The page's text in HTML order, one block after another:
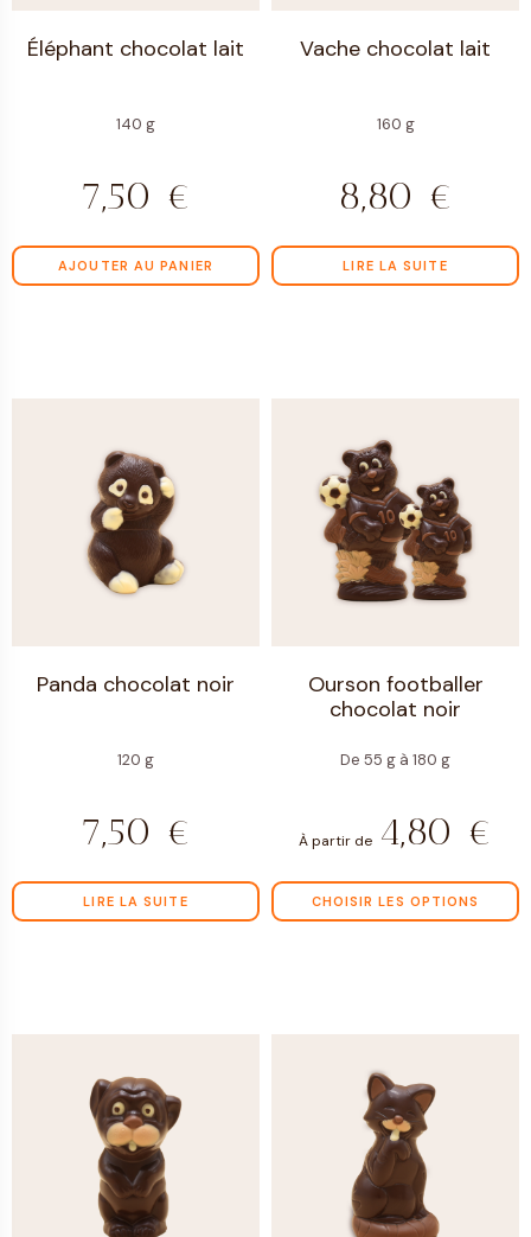
Éléphant chocolat lait
140 g
7,50 €
AJOUTER AU PANIER
Vache chocolat lait
160 g
8,80 €
LIRE LA SUITE
Panda chocolat noir
120 g
7,50 €
LIRE LA SUITE
Ourson footballer
chocolat noir
De 55 g à 180 g
À partir de 4,80 €
CHOISIR LES OPTIONS